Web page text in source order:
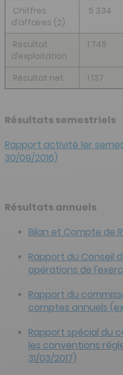
Chiffres
d’affaires (2)
5 334
Résultat
d’exploitation
1 745
Résultat net 1 137
Résultats semestriels
Rapport activité 1er
30/09/2016)
Résultats annuels
Bilan et Compte de
Rapport du Conseil
opérations de
Rapport du
comptes annuels
Rapport spécial du
les conventions
31/03/2017)